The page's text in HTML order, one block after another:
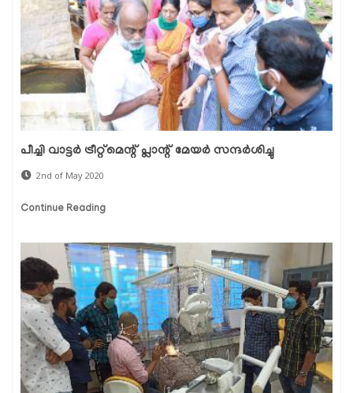
പീച്ചി വാട്ടര്‍ ട്രീറ്റ്മെന്റ് പ്ലാന്റ് മേയര്‍ സന്ദര്‍ശിച്ചു
2nd of May 2020
Continue Reading